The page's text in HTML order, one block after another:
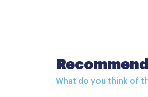
Buitenspiegels
What do you think of